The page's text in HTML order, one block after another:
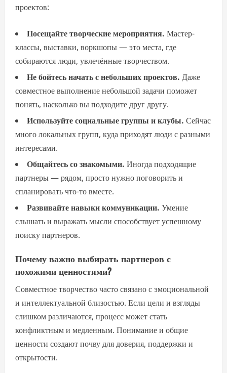
проектов:
Посещайте творческие мероприятия. Мастер-
классы, выставки, воркшопы — это места, где
собираются люди, увлечённые творчеством.
Не бойтесь начать с небольших проектов. Даже
совместное выполнение небольшой задачи поможет
понять, насколько вы подходите друг другу.
Используйте социальные группы и клубы. Сейчас
много локальных групп, куда приходят люди с разными
интересами.
Общайтесь со знакомыми. Иногда подходящие
партнеры — рядом, просто нужно поговорить и
спланировать что-то вместе.
Развивайте навыки коммуникации. Умение
слышать и выражать мысли способствует успешному
поиску партнеров.
Почему важно выбирать партнеров с
похожими ценностями?
Совместное творчество часто связано с эмоциональной
и интеллектуальной близостью. Если цели и взгляды
слишком различаются, процесс может стать
конфликтным и медленным. Понимание и общие
ценности создают почву для доверия, поддержки и
открытости.